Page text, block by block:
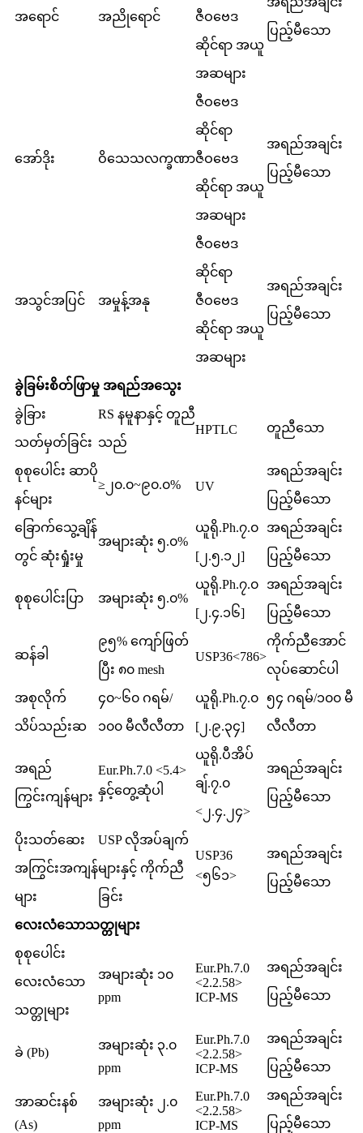
အရောင် အညိုရောင် ဇီဝဗေဒ
ဆိုင်ရာ အယူ
အဆများ
ပြည့်မီသော
အော်ဒိုး ဝိသေသလက္ခဏာ
ဇီဝဗေဒ
ဆိုင်ရာ
ဇီဝဗေဒ
ဆိုင်ရာ အယူ
အဆများ
အရည်အချင်း
ပြည့်မီသော
အသွင်အပြင် အမှုန့်အနု
ဇီဝဗေဒ
ဆိုင်ရာ
ဇီဝဗေဒ
ဆိုင်ရာ အယူ
အဆများ
အရည်အချင်း
ပြည့်မီသော
ခွဲခြမ်းစိတ်ဖြာမှု အရည်အသွေး
ခွဲခြား
သတ်မှတ်ခြင်း
RS နမူနာနှင့် တူညီ
သည်
HPTLC တူညီသော
စုစုပေါင်း ဆာပို
နင်များ
≥၂၀.၀~၉၀.၀% UV
အရည်အချင်း
ပြည့်မီသော
ခြောက်သွေ့ချိန်
တွင် ဆုံးရှုံးမှု
အများဆုံး ၅.၀%
ယူရို.Ph.၇.၀
[၂.၅.၁၂]
အရည်အချင်း
ပြည့်မီသော
စုစုပေါင်းပြာ အများဆုံး ၅.၀%
ယူရို.Ph.၇.၀
[၂.၄.၁၆]
အရည်အချင်း
ပြည့်မီသော
ဆန်ခါ
၉၅% ကျော်ဖြတ်
ပြီး ၈၀ mesh
USP36<786>
ကိုက်ညီအောင်
လုပ်ဆောင်ပါ
အစုလိုက်
သိပ်သည်းဆ
၄၀~၆၀ ဂရမ်/
၁၀၀ မီလီလီတာ
ယူရို.Ph.၇.၀
[၂.၉.၃၄]
၅၄ ဂရမ်/၁၀၀ မီ
လီလီတာ
အရည်
ကြွင်းကျန်များ
Eur.Ph.7.0 <5.4>
နှင့်တွေ့ဆုံပါ
ယူရို.ပီအိပ်
ချ်.၇.၀
<၂.၄.၂၄>
အရည်အချင်း
ပြည့်မီသော
ပိုးသတ်ဆေး
အကြွင်းအကျန်
များ
USP လိုအပ်ချက်
များနှင့် ကိုက်ညီ
ခြင်း
USP36
<၅၆၁>
အရည်အချင်း
ပြည့်မီသော
လေးလံသောသတ္တုများ
စုစုပေါင်း
လေးလံသော
သတ္တုများ
အများဆုံး ၁၀
ppm
Eur.Ph.7.0
<2.2.58>
ICP-MS
အရည်အချင်း
ပြည့်မီသော
ခဲ (Pb)
အများဆုံး ၃.၀
ppm
Eur.Ph.7.0
<2.2.58>
ICP-MS
အရည်အချင်း
ပြည့်မီသော
အာဆင်းနစ်
(As)
အများဆုံး ၂.၀
ppm
Eur.Ph.7.0
<2.2.58>
ICP-MS
အရည်အချင်း
ပြည့်မီသော